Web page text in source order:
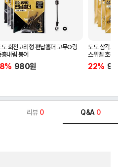
도 회전고리형 편납홀더 고무O링
층내림 붕어
980원
도도 삼각회
스위벨 호래
22%
리뷰 0 Q&A 0